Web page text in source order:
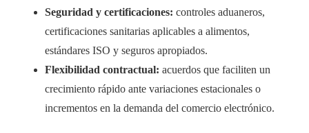
Seguridad y certificaciones: controles aduaneros,
certificaciones sanitarias aplicables a alimentos,
estándares ISO y seguros apropiados.
Flexibilidad contractual: acuerdos que faciliten un
crecimiento rápido ante variaciones estacionales o
incrementos en la demanda del comercio electrónico.